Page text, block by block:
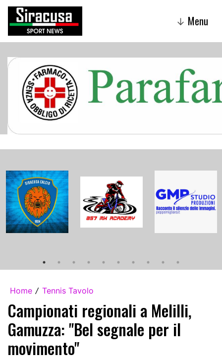
↓ Menu
Home / Tennis Tavolo
Campionati regionali a Melilli,
Gamuzza: "Bel segnale per il
movimento"